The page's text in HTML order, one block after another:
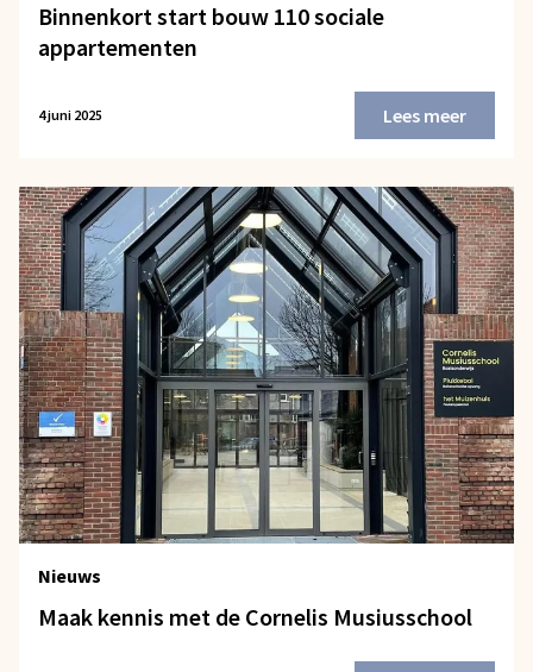
Binnenkort start bouw 110 sociale
appartementen
4 juni 2025 Lees meer
Nieuws
Maak kennis met de Cornelis Musiusschool